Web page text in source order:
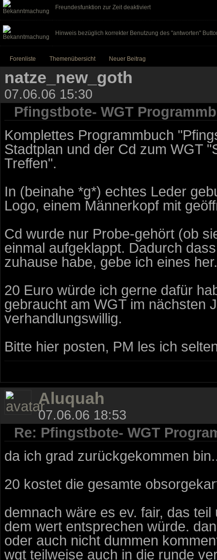
Freundesfunktion zur Zeit deaktiviert
Hinweis bezüglich korrekter Benutzung des "antworten"
Forenliste Themenübersicht Neuer Beitrag
natze_new_goth
07.06.06 15:30
Pfingstbote- WGT
Komplettes Programmbuch
Stadtplan und der Cd zum WGT
Treffen".
In (beinahe *g*) echtes Leder
Logo, einem Männerkopf mit
Cd wurde nur Probe-gehört (ob
einmal aufgeklappt. Dadurch
zuhause habe, gebe ich eines her.
20 Euro würde ich gerne dafür
gebraucht am WGT im nächsten
verhandlungswillig.
Bitte hier posten, PM les ich
Aluquah
07.06.06 18:53
Re: Pfingstbote- WGT
da ich grad zurückgekommen
20 kostet die gesamte
demnach wäre es ev. fair, das
dem wert entsprechen würde.
oder auch nicht dummen
wgt teilweise auch in die runde